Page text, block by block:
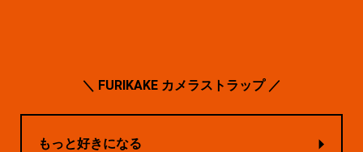
＼ FURIKAKE カメラストラップ ／
もっと好きになる